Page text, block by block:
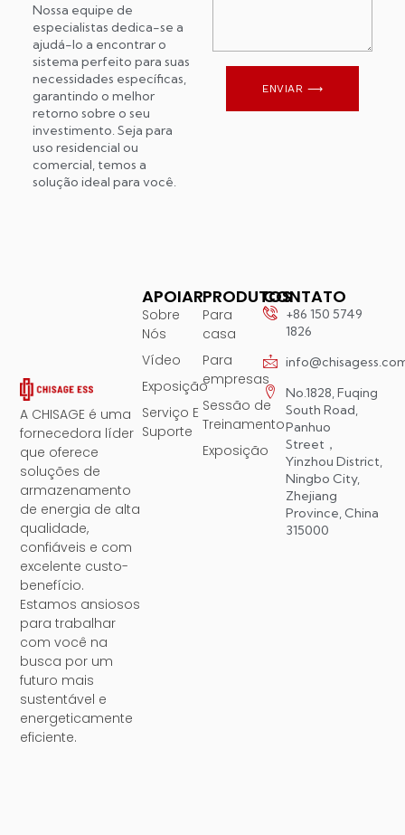
Nossa equipe de
especialistas dedica-se a
ajudá-lo a encontrar o
sistema perfeito para suas
necessidades específicas,
garantindo o melhor
retorno sobre o seu
investimento. Seja para
uso residencial ou
comercial, temos a
solução ideal para você.
ENVIAR ⟶
A CHISAGE é uma
fornecedora líder
que oferece
soluções de
armazenamento
de energia de alta
qualidade,
confiáveis ​​e com
excelente custo-
benefício.
Estamos ansiosos
para trabalhar
com você na
busca por um
futuro mais
sustentável e
energeticamente
eficiente.
PRODUTOS
Para
casa
Para
empresas
Sessão de
Treinamento
Exposição
APOIAR
Sobre
Nós
Vídeo
Exposição
Serviço E
Suporte
CONTATO
+86 150 5749
1826
No.1828, Fuqing
South Road,
Panhuo
Street，
Yinzhou District,
Ningbo City,
Zhejiang
Province, China
315000